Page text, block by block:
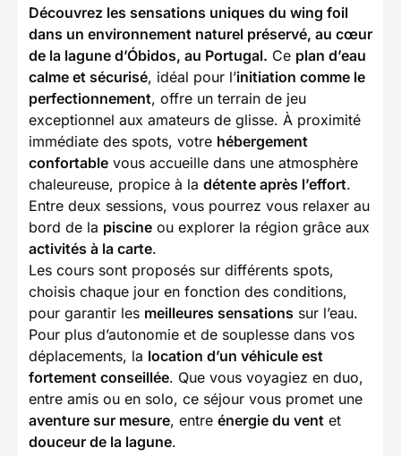
Découvrez les sensations uniques du wing foil
dans un environnement naturel préservé, au cœur
de la lagune d’Óbidos, au Portugal. Ce plan d’eau
calme et sécurisé, idéal pour l’initiation comme le
perfectionnement, offre un terrain de jeu
exceptionnel aux amateurs de glisse. À proximité
immédiate des spots, votre hébergement
confortable vous accueille dans une atmosphère
chaleureuse, propice à la détente après l’effort.
Entre deux sessions, vous pourrez vous relaxer au
bord de la piscine ou explorer la région grâce aux
activités à la carte.
Les cours sont proposés sur différents spots,
choisis chaque jour en fonction des conditions,
pour garantir les meilleures sensations sur l’eau.
Pour plus d’autonomie et de souplesse dans vos
déplacements, la location d’un véhicule est
fortement conseillée. Que vous voyagiez en duo,
entre amis ou en solo, ce séjour vous promet une
aventure sur mesure, entre énergie du vent et
douceur de la lagune.